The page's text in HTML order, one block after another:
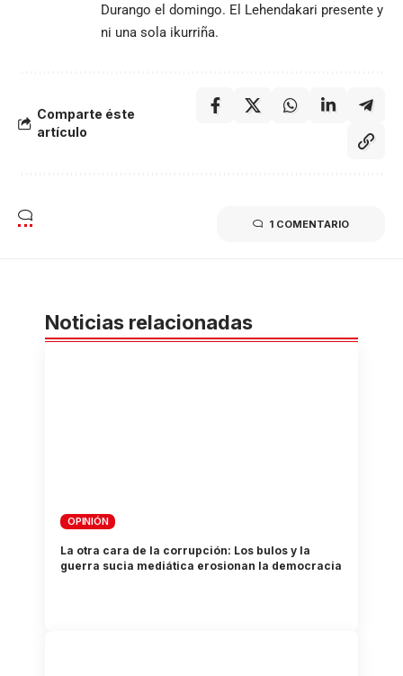
Durango el domingo. El Lehendakari presente y
ni una sola ikurriña.
Comparte éste
artículo
1 COMENTARIO
Noticias relacionadas
OPINIÓN
La otra cara de la corrupción: Los bulos y la
guerra sucia mediática erosionan la democracia